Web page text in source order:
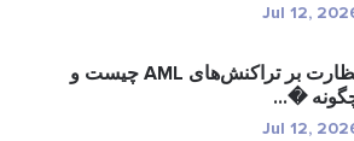
Jul
نظارت بر تراکنش‌های AML چیست و
�...
Jul